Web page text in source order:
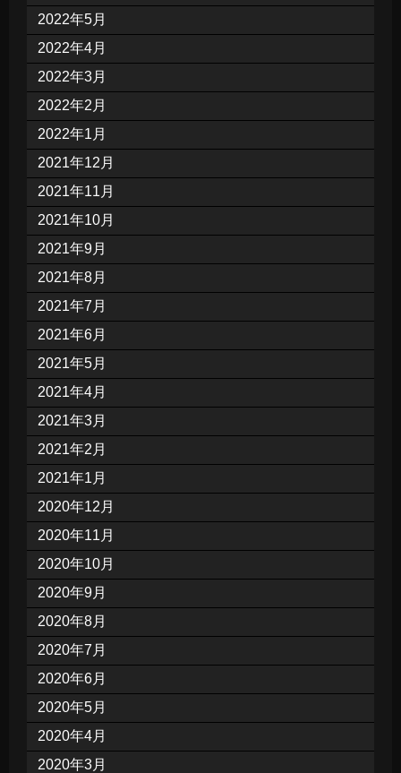
2022年5月
2022年4月
2022年3月
2022年2月
2022年1月
2021年12月
2021年11月
2021年10月
2021年9月
2021年8月
2021年7月
2021年6月
2021年5月
2021年4月
2021年3月
2021年2月
2021年1月
2020年12月
2020年11月
2020年10月
2020年9月
2020年8月
2020年7月
2020年6月
2020年5月
2020年4月
2020年3月